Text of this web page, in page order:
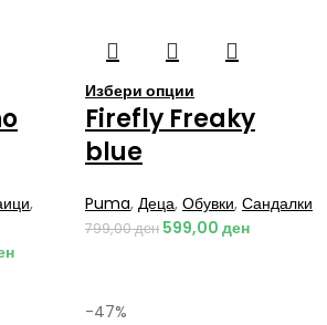
,
Избери опции
Firefly Freaky
blue
Puma, Деца, Обувки, Сандалки
799,00ден 599,00 ден
-47%